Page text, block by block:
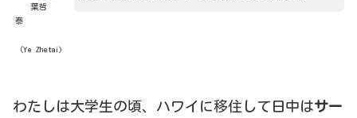
葉哲
泰
（Ye Zhetai)
わたしは大学生の頃、ハワイに移住して日中はサー